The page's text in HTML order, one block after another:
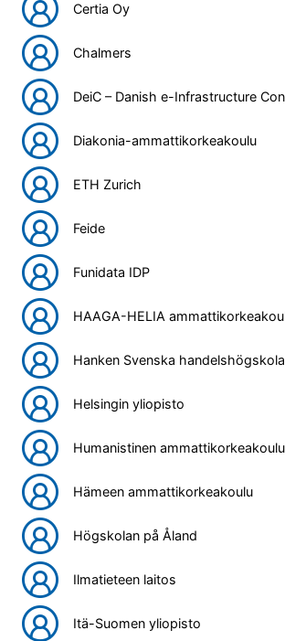
Certia Oy
Chalmers
DeiC – Danish e-Infrastructure
Diakonia-ammattikorkeakoulu
ETH Zurich
Feide
Funidata IDP
HAAGA-HELIA
Hanken Svenska
Helsingin yliopisto
Humanistinen ammattikorkeakoulu
Hämeen ammattikorkeakoulu
Högskolan på Åland
Ilmatieteen laitos
Itä-Suomen yliopisto